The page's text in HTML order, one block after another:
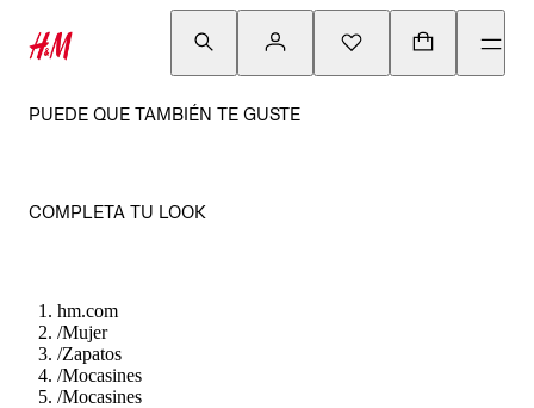
PUEDE QUE TAMBIÉN TE GUSTE
COMPLETA TU LOOK
hm.com
/Mujer
/Zapatos
/Mocasines
/Mocasines